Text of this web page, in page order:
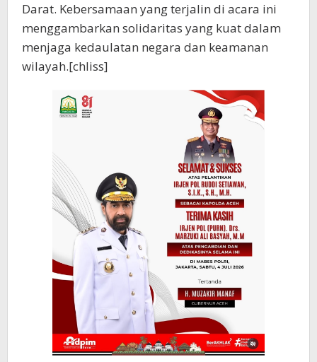
Darat. Kebersamaan yang terjalin di acara ini
menggambarkan solidaritas yang kuat dalam
menjaga kedaulatan negara dan keamanan
wilayah.[chliss]